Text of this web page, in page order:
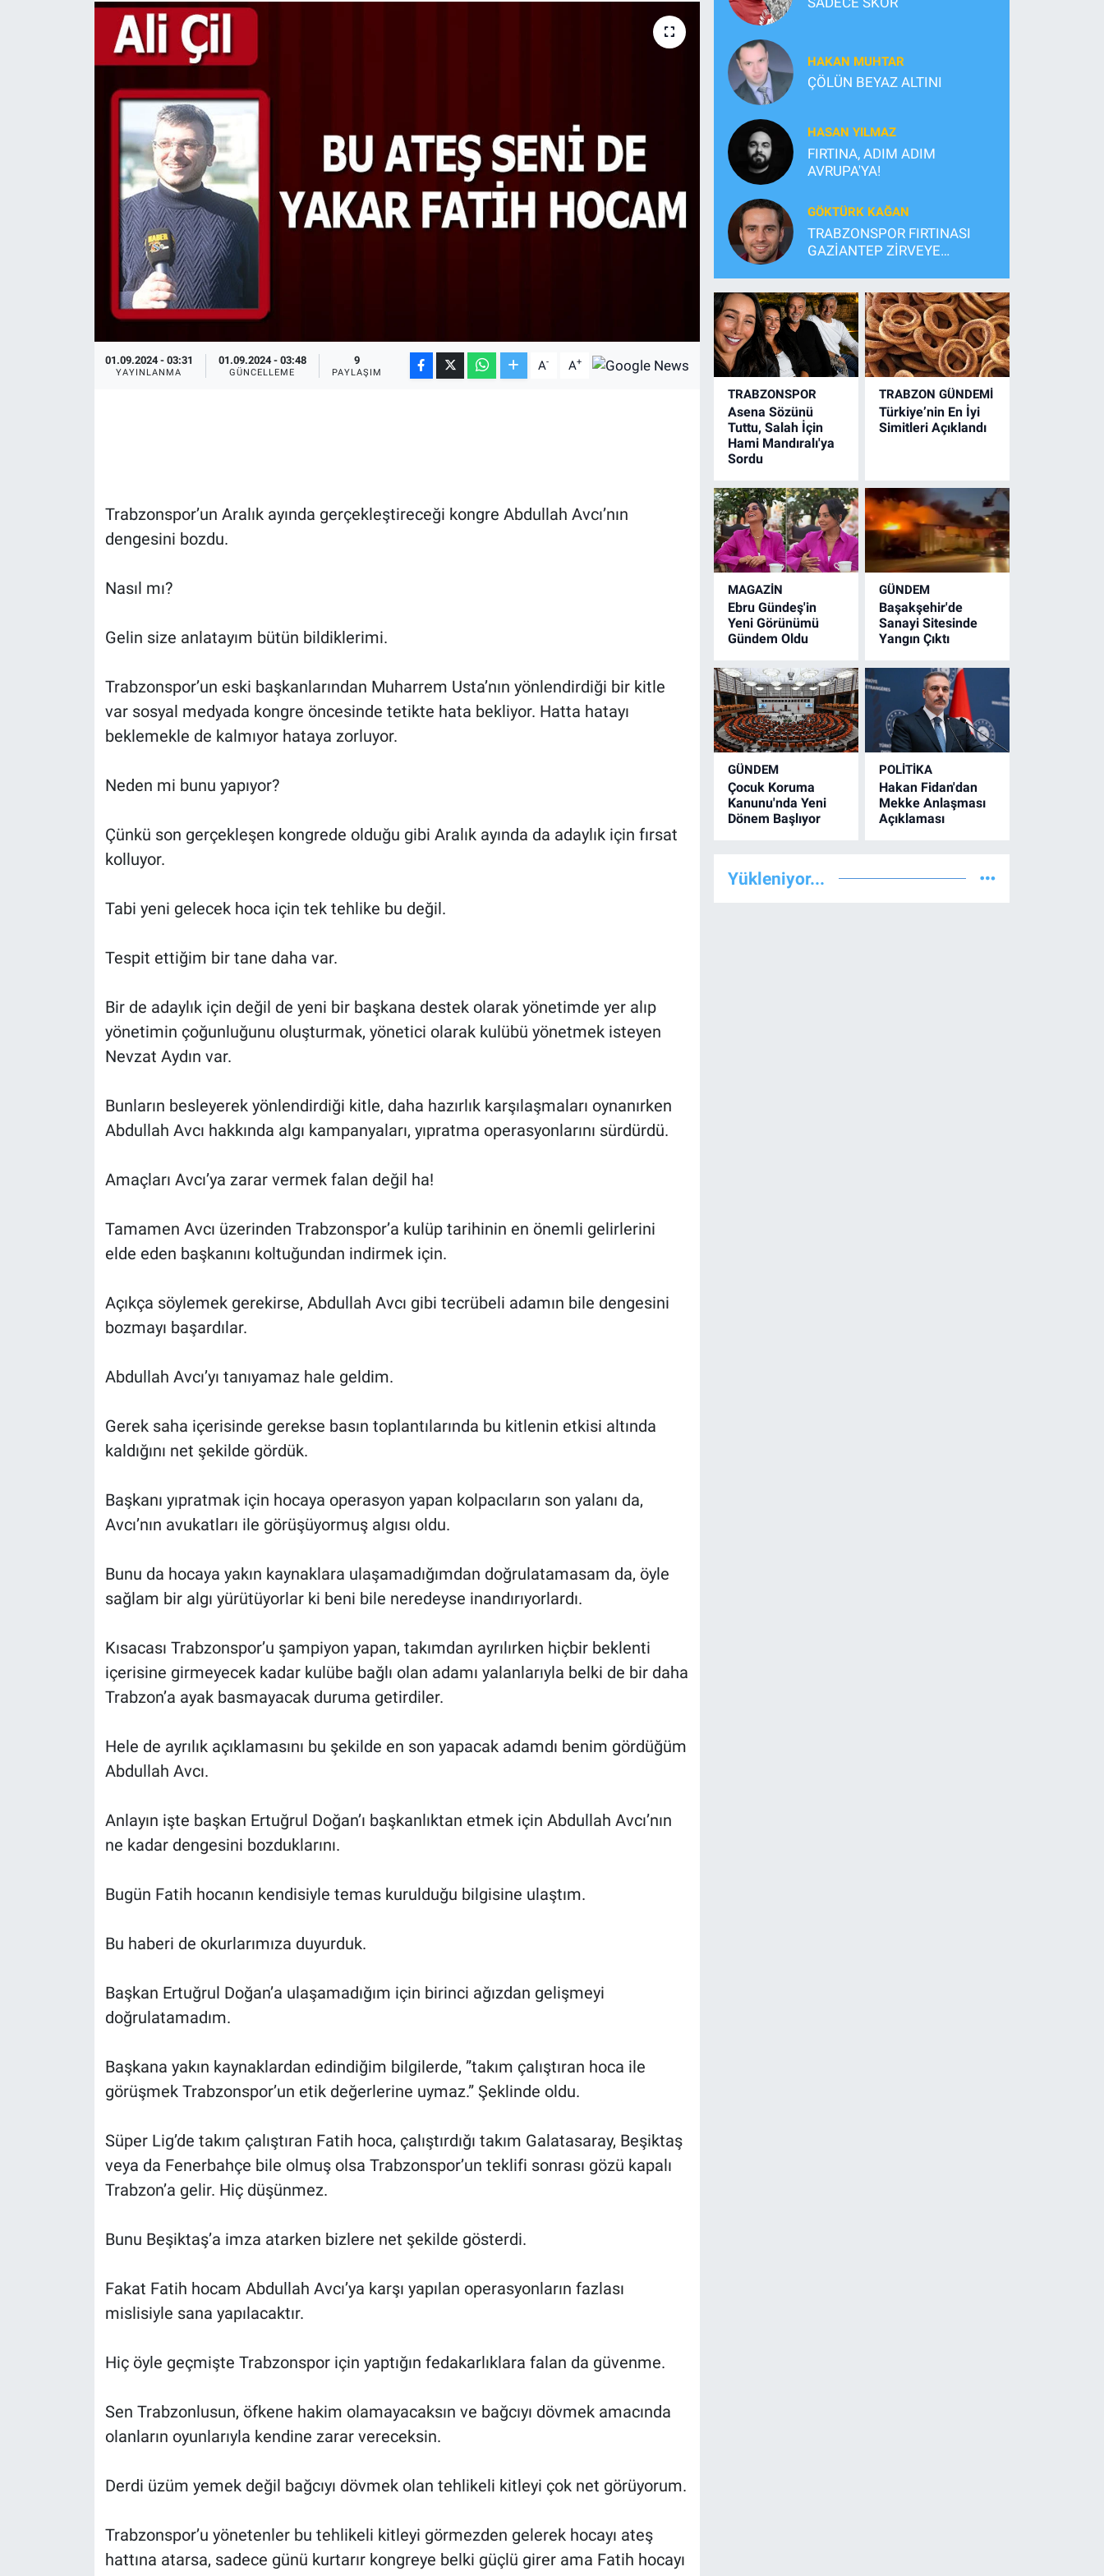
01.09.2024 - 03:31
YAYINLANMA
01.09.2024 - 03:48
GÜNCELLEME
9
PAYLAŞIM A- A+
Trabzonspor’un Aralık ayında gerçekleştireceği kongre Abdullah Avcı’nın
dengesini bozdu.
Nasıl mı?
Gelin size anlatayım bütün bildiklerimi.
Trabzonspor’un eski başkanlarından Muharrem Usta’nın yönlendirdiği bir kitle
var sosyal medyada kongre öncesinde tetikte hata bekliyor. Hatta hatayı
beklemekle de kalmıyor hataya zorluyor.
Neden mi bunu yapıyor?
Çünkü son gerçekleşen kongrede olduğu gibi Aralık ayında da adaylık için fırsat
kolluyor.
Tabi yeni gelecek hoca için tek tehlike bu değil.
Tespit ettiğim bir tane daha var.
Bir de adaylık için değil de yeni bir başkana destek olarak yönetimde yer alıp
yönetimin çoğunluğunu oluşturmak, yönetici olarak kulübü yönetmek isteyen
Nevzat Aydın var.
Bunların besleyerek yönlendirdiği kitle, daha hazırlık karşılaşmaları oynanırken
Abdullah Avcı hakkında algı kampanyaları, yıpratma operasyonlarını sürdürdü.
Amaçları Avcı’ya zarar vermek falan değil ha!
Tamamen Avcı üzerinden Trabzonspor’a kulüp tarihinin en önemli gelirlerini
elde eden başkanını koltuğundan indirmek için.
Açıkça söylemek gerekirse, Abdullah Avcı gibi tecrübeli adamın bile dengesini
bozmayı başardılar.
Abdullah Avcı’yı tanıyamaz hale geldim.
Gerek saha içerisinde gerekse basın toplantılarında bu kitlenin etkisi altında
kaldığını net şekilde gördük.
Başkanı yıpratmak için hocaya operasyon yapan kolpacıların son yalanı da,
Avcı’nın avukatları ile görüşüyormuş algısı oldu.
Bunu da hocaya yakın kaynaklara ulaşamadığımdan doğrulatamasam da, öyle
sağlam bir algı yürütüyorlar ki beni bile neredeyse inandırıyorlardı.
Kısacası Trabzonspor’u şampiyon yapan, takımdan ayrılırken hiçbir beklenti
içerisine girmeyecek kadar kulübe bağlı olan adamı yalanlarıyla belki de bir daha
Trabzon’a ayak basmayacak duruma getirdiler.
Hele de ayrılık açıklamasını bu şekilde en son yapacak adamdı benim gördüğüm
Abdullah Avcı.
Anlayın işte başkan Ertuğrul Doğan’ı başkanlıktan etmek için Abdullah Avcı’nın
ne kadar dengesini bozduklarını.
Bugün Fatih hocanın kendisiyle temas kurulduğu bilgisine ulaştım.
Bu haberi de okurlarımıza duyurduk.
Başkan Ertuğrul Doğan’a ulaşamadığım için birinci ağızdan gelişmeyi
doğrulatamadım.
Başkana yakın kaynaklardan edindiğim bilgilerde, ”takım çalıştıran hoca ile
görüşmek Trabzonspor’un etik değerlerine uymaz.” Şeklinde oldu.
Süper Lig’de takım çalıştıran Fatih hoca, çalıştırdığı takım Galatasaray, Beşiktaş
veya da Fenerbahçe bile olmuş olsa Trabzonspor’un teklifi sonrası gözü kapalı
Trabzon’a gelir. Hiç düşünmez.
Bunu Beşiktaş’a imza atarken bizlere net şekilde gösterdi.
Fakat Fatih hocam Abdullah Avcı’ya karşı yapılan operasyonların fazlası
mislisiyle sana yapılacaktır.
Hiç öyle geçmişte Trabzonspor için yaptığın fedakarlıklara falan da güvenme.
Sen Trabzonlusun, öfkene hakim olamayacaksın ve bağcıyı dövmek amacında
olanların oyunlarıyla kendine zarar vereceksin.
Derdi üzüm yemek değil bağcıyı dövmek olan tehlikeli kitleyi çok net görüyorum.
Trabzonspor’u yönetenler bu tehlikeli kitleyi görmezden gelerek hocayı ateş
hattına atarsa, sadece günü kurtarır kongreye belki güçlü girer ama Fatih hocayı
HAKAN MUHTAR
ÇÖLÜN BEYAZ ALTINI
HASAN YILMAZ
FIRTINA, ADIM ADIM
AVRUPA'YA!
GÖKTÜRK KAĞAN
TRABZONSPOR FIRTINASI
GAZİANTEP ZİRVEYE
TRABZONSPOR
Asena Sözünü
Tuttu, Salah İçin
Hami Mandıralı'ya
Sordu
TRABZON GÜNDEMİ
Türkiye’nin En İyi
Simitleri Açıklandı
MAGAZİN
Ebru Gündeş'in
Yeni Görünümü
Gündem Oldu
GÜNDEM
Başakşehir'de
Sanayi Sitesinde
Yangın Çıktı
GÜNDEM
Çocuk Koruma
Kanunu'nda Yeni
Dönem Başlıyor
POLİTİKA
Hakan Fidan'dan
Mekke Anlaşması
Açıklaması
Yükleniyor...
TV VE SİNEMA
KÜLTÜR SANAT
MAGAZİN